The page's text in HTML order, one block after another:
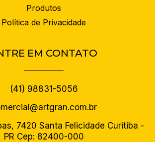
Produtos
Política de Privacidade
EM CONTATO
(41) 98831-5056
7420 Santa Felicidade Curitiba -
PR Cep: 82400-000